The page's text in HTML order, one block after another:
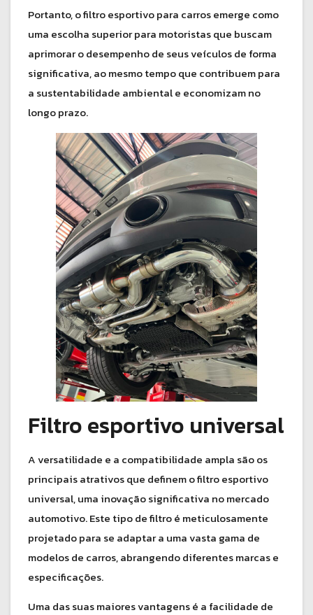
Portanto, o filtro esportivo para carros emerge como
uma escolha superior para motoristas que buscam
aprimorar o desempenho de seus veículos de forma
significativa, ao mesmo tempo que contribuem para
a sustentabilidade ambiental e economizam no
longo prazo.
Filtro esportivo universal
A versatilidade e a compatibilidade ampla são os
principais atrativos que definem o filtro esportivo
universal, uma inovação significativa no mercado
automotivo. Este tipo de filtro é meticulosamente
projetado para se adaptar a uma vasta gama de
modelos de carros, abrangendo diferentes marcas e
especificações.
Uma das suas maiores vantagens é a facilidade de